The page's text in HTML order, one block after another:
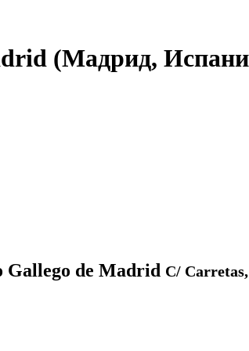
(Мадрид,
Gallego de Madrid C/